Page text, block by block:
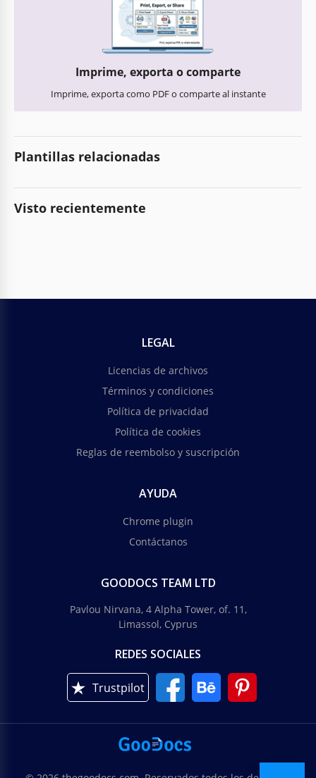
Imprime, exporta o comparte
Imprime, exporta como PDF o comparte al instante
Plantillas relacionadas
Visto recientemente
LEGAL
Licencias de archivos
Términos y condiciones
Política de privacidad
Política de cookies
Reglas de reembolso y suscripción
AYUDA
Chrome plugin
Contáctanos
GOODOCS TEAM LTD
Pavlou Nirvana, 4 Alpha Tower, of. 11,
Limassol, Cyprus
REDES SOCIALES
Trustpilot